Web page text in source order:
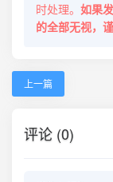
时处理。 如果
的全部无视，
上一篇
评论 (0)